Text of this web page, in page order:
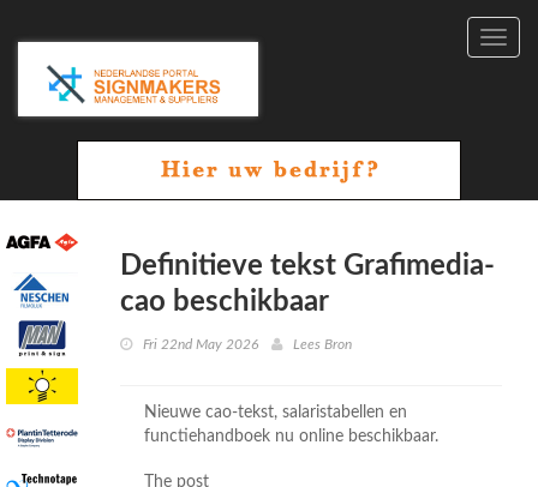
Definitieve tekst Grafimedia-
cao beschikbaar
Fri 22nd May 2026 Lees Bron
Nieuwe cao-tekst, salaristabellen en
functiehandboek nu online beschikbaar.
The post